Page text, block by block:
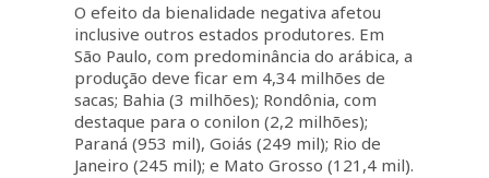
O efeito da bienalidade negativa afetou
inclusive outros estados produtores. Em
São Paulo, com predominância do arábica, a
produção deve ficar em 4,34 milhões de
sacas; Bahia (3 milhões); Rondônia, com
destaque para o conilon (2,2 milhões);
Paraná (953 mil), Goiás (249 mil); Rio de
Janeiro (245 mil); e Mato Grosso (121,4 mil).